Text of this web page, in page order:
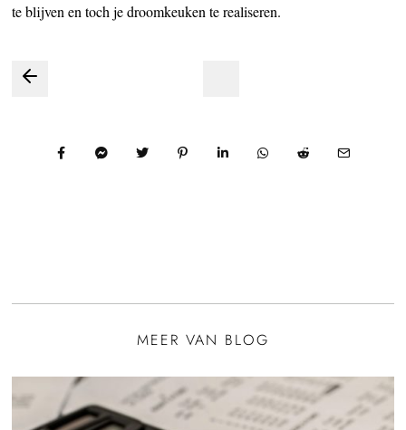
te blijven en toch je droomkeuken te realiseren.
Bericht
MEER VAN BLOG